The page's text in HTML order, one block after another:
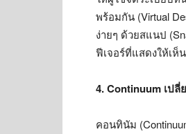
พร้อมกัน (Virtual
ง่ายๆ ด้วยสแนป
ฟีเจอร์ที่แสดงให้เห็
4. Continuum เป
คอนทินัม